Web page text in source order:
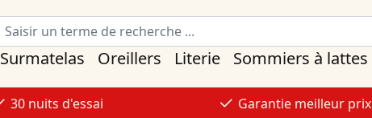
Surmatelas Oreillers Literie Sommiers à lattes
30 nuits d'essai Garantie meilleur prix